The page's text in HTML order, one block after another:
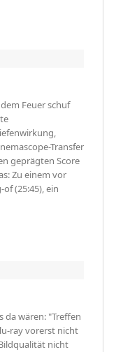
Feuer schuf
Transfer
geprägten Score
Zu einem vor
(25:45), ein
da wären: "Treffen
ray vorerst nicht
nicht